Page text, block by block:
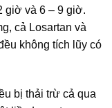
giờ và 6 – 9 giờ.
cả Losartan và
không tích lũy có
bị thải trừ cả qua